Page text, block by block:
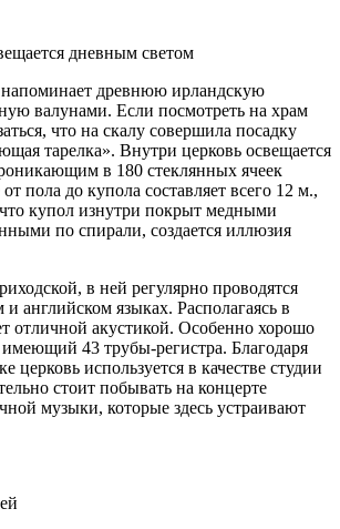
дневным светом
древнюю ирландскую
валунами. Если посмотреть на храм
что на скалу совершила посадку
тарелка». Внутри церковь освещается
в 180 стеклянных ячеек
пола до купола составляет всего 12 м.,
купол изнутри покрыт медными
по спирали, создается иллюзия
в ней регулярно проводятся
английском языках. Располагаясь в
отличной акустикой. Особенно хорошо
имеющий 43 трубы-регистра. Благодаря
церковь используется в качестве студии
стоит побывать на концерте
музыки, которые здесь устраивают